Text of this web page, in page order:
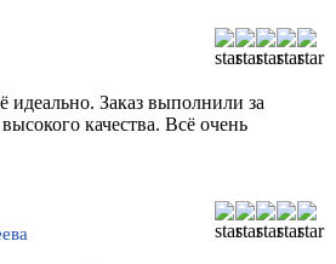
идеально. Заказ выполнили за
качества. Всё очень